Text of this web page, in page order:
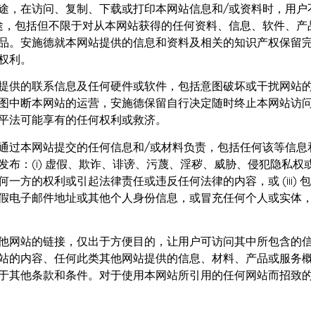
，在访问、复制、下载或打印本网站信息和/或资料时，用
包括但不限于对从本网站获得的任何资料、信息、软件、
。安施德就本网站提供的信息和资料及相关的知识产权保
利。
供的联系信息及任何硬件或软件，包括意图破坏或干扰网
中断本网站的运营，安施德保留自行决定随时终止本网站
法可能享有的任何权利或救济。
过本网站提交的任何信息和/或材料负责，包括任何该等信
布：(i) 虚假、欺诈、诽谤、污蔑、淫秽、威胁、侵犯隐私
一方的权利或引起法律责任或违反任何法律的内容，或 (iii)
电子邮件地址或其他个人身份信息，或冒充任何个人或实体
网站的链接，仅出于方便目的，让用户可访问其中所包含
的内容、任何此类其他网站提供的信息、材料、产品或服
其他条款和条件。对于使用本网站所引用的任何网站而招致